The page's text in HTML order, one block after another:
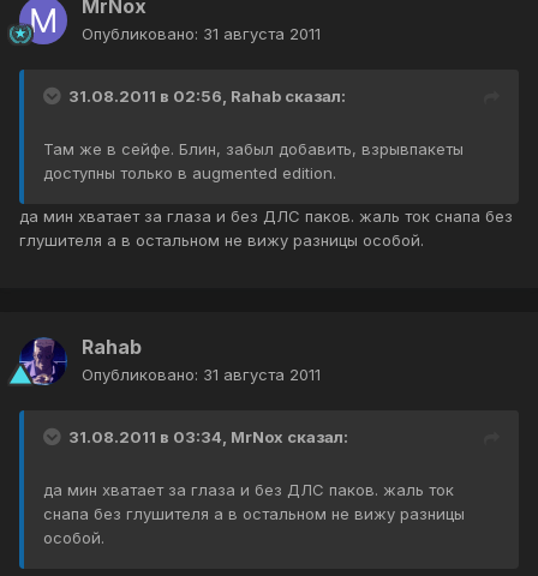
MrNox
Опубликовано: 31 августа 2011
31.08.2011 в 02:56, Rahab сказал:
Там же в сейфе. Блин, забыл добавить, взрывпакеты
доступны только в augmented edition.
да мин хватает за глаза и без ДЛС паков. жаль ток снапа без
глушителя а в остальном не вижу разницы особой.
Rahab
Опубликовано: 31 августа 2011
31.08.2011 в 03:34, MrNox сказал:
да мин хватает за глаза и без ДЛС паков. жаль ток
снапа без глушителя а в остальном не вижу разницы
особой.